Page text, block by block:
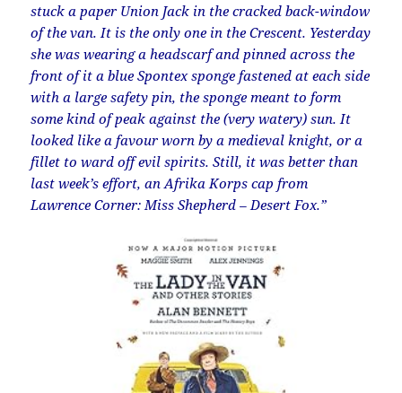
stuck a paper Union Jack in the cracked back-window
of the van. It is the only one in the Crescent. Yesterday
she was wearing a headscarf and pinned across the
front of it a blue Spontex sponge fastened at each side
with a large safety pin, the sponge meant to form
some kind of peak against the (very watery) sun. It
looked like a favour worn by a medieval knight, or a
fillet to ward off evil spirits. Still, it was better than
last week’s effort, an Afrika Korps cap from
Lawrence Corner: Miss Shepherd – Desert Fox.”